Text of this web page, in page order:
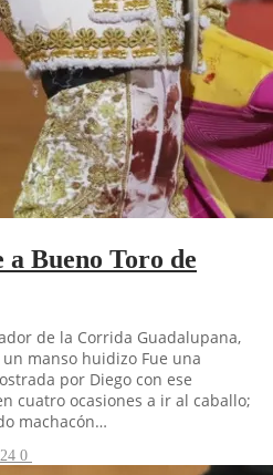
a Bueno Toro de
de la Corrida Guadalupana,
manso huidizo Fue una
por Diego con ese
cuatro ocasiones a ir al caballo;
machacón…
0